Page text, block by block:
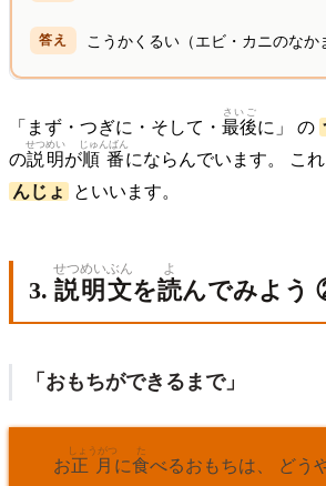
こうかくるい（エビ・カニのなか
「まず・つぎに・そして・ 最後
さいご
に」 の
の説明
せつめい
が順番
じゅんばん
にならんでいます。 こ
んじょ
といいます。
3. 説明
せつめい
文
ぶん
を読
よ
んでみよう
「おもちができるまで」
お正月
しょうがつ
に食
た
べるおもちは、 どう